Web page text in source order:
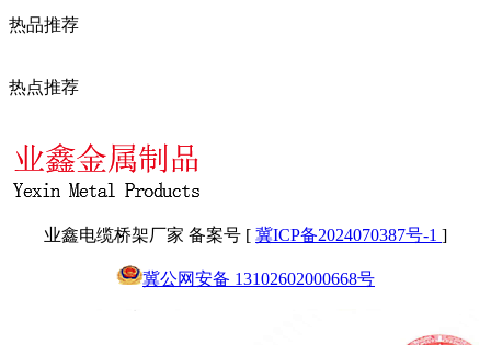
热品推荐
热点推荐
业鑫电缆桥架厂家 备案号 [ 冀ICP备2024070387号-1 ]
冀公网安备 13102602000668号